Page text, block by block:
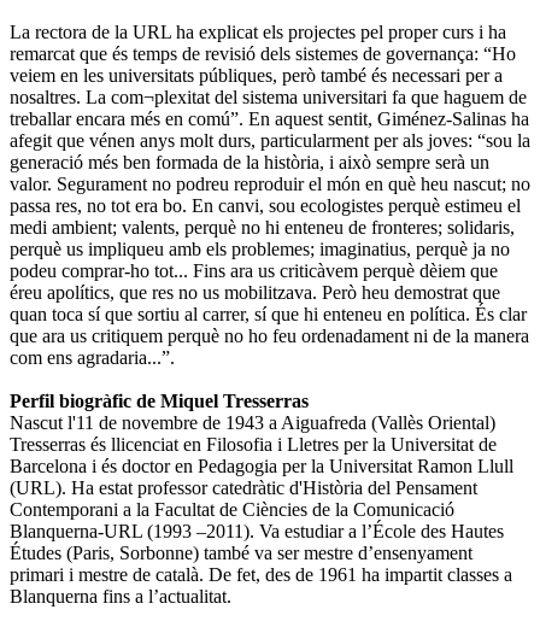
La rectora de la URL ha explicat els projectes pel proper curs i ha
remarcat que és temps de revisió dels sistemes de governança: “Ho
veiem en les universitats públiques, però també és necessari per a
nosaltres. La com¬plexitat del sistema universitari fa que haguem de
treballar encara més en comú”. En aquest sentit, Giménez-Salinas ha
afegit que vénen anys molt durs, particularment per als joves: “sou la
generació més ben formada de la història, i això sempre serà un
valor. Segurament no podreu reproduir el món en què heu nascut; no
passa res, no tot era bo. En canvi, sou ecologistes perquè estimeu el
medi ambient; valents, perquè no hi enteneu de fronteres; solidaris,
perquè us impliqueu amb els problemes; imaginatius, perquè ja no
podeu comprar-ho tot... Fins ara us criticàvem perquè dèiem que
éreu apolítics, que res no us mobilitzava. Però heu demostrat que
quan toca sí que sortiu al carrer, sí que hi enteneu en política. És clar
que ara us critiquem perquè no ho feu ordenadament ni de la manera
com ens agradaria...”.
Perfil biogràfic de Miquel Tresserras
Nascut l'11 de novembre de 1943 a Aiguafreda (Vallès Oriental)
Tresserras és llicenciat en Filosofia i Lletres per la Universitat de
Barcelona i és doctor en Pedagogia per la Universitat Ramon Llull
(URL). Ha estat professor catedràtic d'Història del Pensament
Contemporani a la Facultat de Ciències de la Comunicació
Blanquerna-URL (1993 –2011). Va estudiar a l’École des Hautes
Études (Paris, Sorbonne) també va ser mestre d’ensenyament
primari i mestre de català. De fet, des de 1961 ha impartit classes a
Blanquerna fins a l’actualitat.